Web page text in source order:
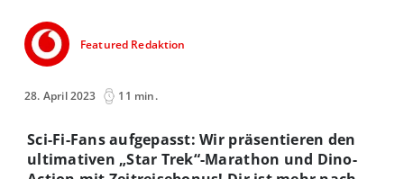
Featured Redaktion
28. April 2023 11 min.
Sci-Fi-Fans aufgepasst: Wir präsentieren den
ultimativen „Star Trek“-Marathon und Dino-